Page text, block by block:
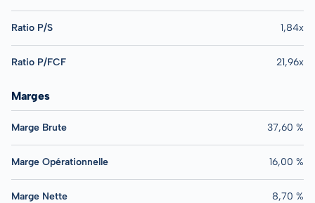
Ratio P/S 1,84x
Ratio P/FCF 21,96x
Marges
Marge Brute 37,60 %
Marge Opérationnelle 16,00 %
Marge Nette 8,70 %